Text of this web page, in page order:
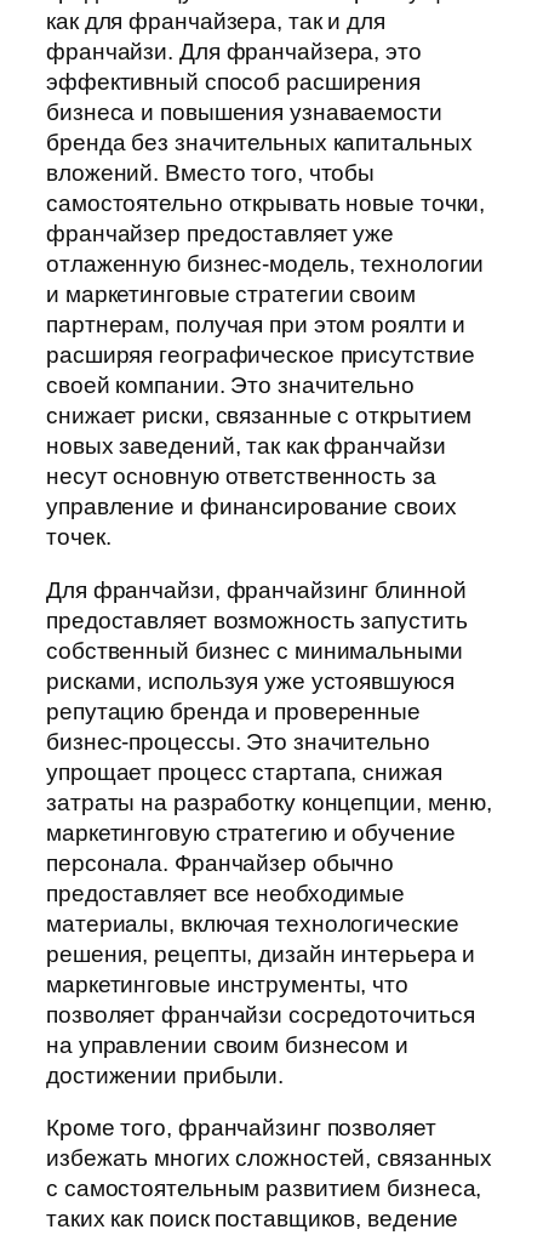
как для франчайзера, так и для
франчайзи. Для франчайзера, это
эффективный способ расширения
бизнеса и повышения узнаваемости
бренда без значительных капитальных
вложений. Вместо того, чтобы
самостоятельно открывать новые точки,
франчайзер предоставляет уже
отлаженную бизнес-модель, технологии
и маркетинговые стратегии своим
партнерам, получая при этом роялти и
расширяя географическое присутствие
своей компании. Это значительно
снижает риски, связанные с открытием
новых заведений, так как франчайзи
несут основную ответственность за
управление и финансирование своих
точек.
Для франчайзи, франчайзинг блинной
предоставляет возможность запустить
собственный бизнес с минимальными
рисками, используя уже устоявшуюся
репутацию бренда и проверенные
бизнес-процессы. Это значительно
упрощает процесс стартапа, снижая
затраты на разработку концепции, меню,
маркетинговую стратегию и обучение
персонала. Франчайзер обычно
предоставляет все необходимые
материалы, включая технологические
решения, рецепты, дизайн интерьера и
маркетинговые инструменты, что
позволяет франчайзи сосредоточиться
на управлении своим бизнесом и
достижении прибыли.
Кроме того, франчайзинг позволяет
избежать многих сложностей, связанных
с самостоятельным развитием бизнеса,
таких как поиск поставщиков, ведение